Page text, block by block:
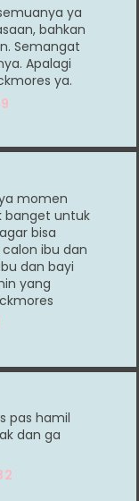
ya
bahkan
Semangat
Apalagi
ya.
momen
banget untuk
bisa
ibu dan
dan bayi
yang
pas hamil
dan ga